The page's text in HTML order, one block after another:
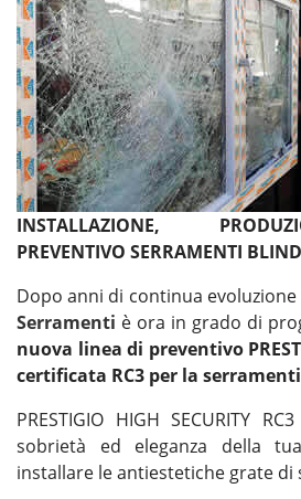
INSTALLAZIONE,
PREVENTIVO SERRAMENTI
Dopo anni di continua
Serramenti è ora in grado di
nuova linea di preventivo
certificata RC3 per la
PRESTIGIO HIGH SECURITY
sobrietà ed eleganza della
installare le antiestetiche grate di